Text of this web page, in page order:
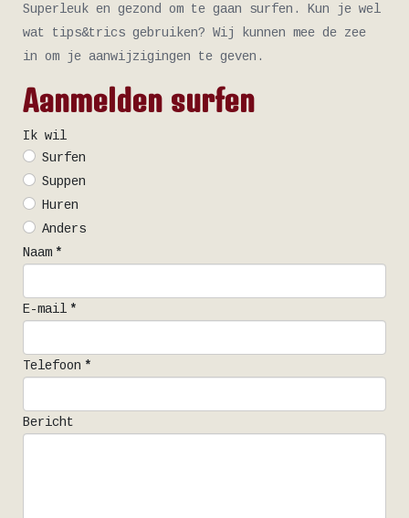
Superleuk en gezond om te gaan surfen. Kun je wel
wat tips&trics gebruiken? Wij kunnen mee de zee
in om je aanwijzigingen te geven.
Aanmelden surfen
Ik wil
Surfen
Suppen
Huren
Anders
Naam *
E-mail *
Telefoon *
Bericht